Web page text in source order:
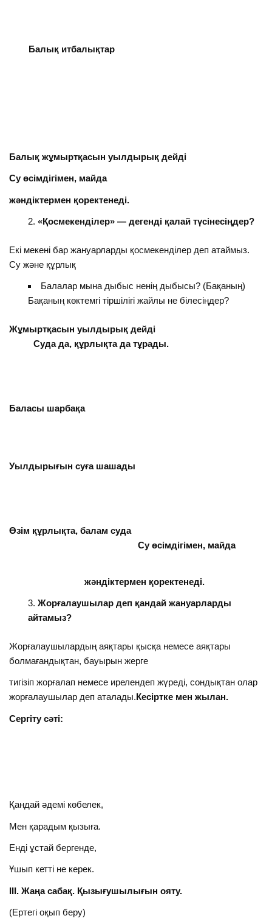
Балық итбалықтар
Балық жұмыртқасын уылдырық дейді
Су өсімдігімен, майда
жәндіктермен қоректенеді.
«Қосмекенділер» — дегенді қалай түсінесіңдер?
Екі мекені бар жануарларды қосмекенділер деп атаймыз.
Су және құрлық
Балалар мына дыбыс ненің дыбысы? (Бақаның)
Бақаның көктемгі тіршілігі жайлы не білесіңдер?
Жұмыртқасын уылдырық дейді
Суда да, құрлықта да тұрады.
Баласы шарбақа
Уылдырығын суға шашады
Өзім құрлықта, балам суда
Су өсімдігімен, майда
жәндіктермен қоректенеді.
Жорғалаушылар деп қандай жануарларды
айтамыз?
Жорғалаушылардың аяқтары қысқа немесе аяқтары
болмағандықтан, бауырын жерге
тигізіп жорғалап немесе ирелендеп жүреді, сондықтан олар
жорғалаушылар деп аталады.Кесіртке мен жылан.
Сергіту сәті:
Қандай әдемі көбелек,
Мен қарадым қызыға.
Енді ұстай бергенде,
Ұшып кетті не керек.
ІІІ. Жаңа сабақ. Қызығушылығын ояту.
(Ертегі оқып беру)